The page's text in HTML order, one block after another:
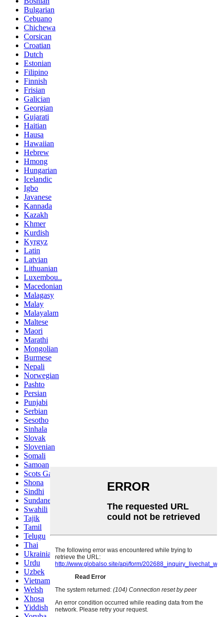
Bulgarian
Cebuano
Chichewa
Corsican
Croatian
Dutch
Estonian
Filipino
Finnish
Frisian
Galician
Georgian
Gujarati
Haitian
Hausa
Hawaiian
Hebrew
Hmong
Hungarian
Icelandic
Igbo
Javanese
Kannada
Kazakh
Khmer
Kurdish
Kyrgyz
Latin
Latvian
Lithuanian
Luxembou..
Macedonian
Malagasy
Malay
Malayalam
Maltese
Maori
Marathi
Mongolian
Burmese
Nepali
Norwegian
Pashto
Persian
Punjabi
Serbian
Sesotho
Sinhala
Slovak
Slovenian
Somali
Samoan
Scots Gaelic
Shona
Sindhi
Sundanese
Swahili
Tajik
Tamil
Telugu
Thai
Ukrainian
Urdu
Uzbek
Vietnamese
Welsh
Xhosa
Yiddish